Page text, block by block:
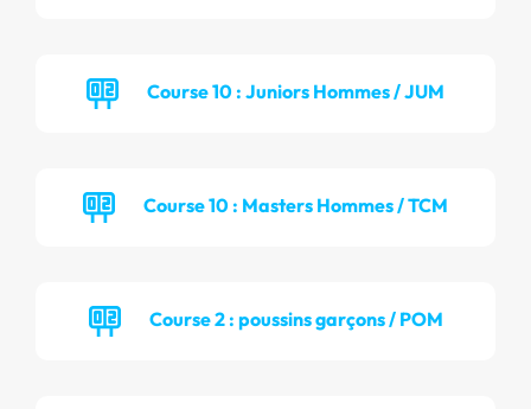
Course 10 : Juniors Hommes / JUM
Course 10 : Masters Hommes / TCM
Course 2 : poussins garçons / POM